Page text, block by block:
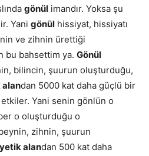
gönül imandır. Yoksa şu
Yani gönül hissiyat, hissiyatı
ve zihnin ürettiği
bu bahsettim ya. Gönül
bilincin, şuurun oluşturduğu,
dan 5000 kat daha güçlü bir
Yani senin gönlün o
o oluşturduğu o
zihnin, şuurun
alandan 500 kat daha